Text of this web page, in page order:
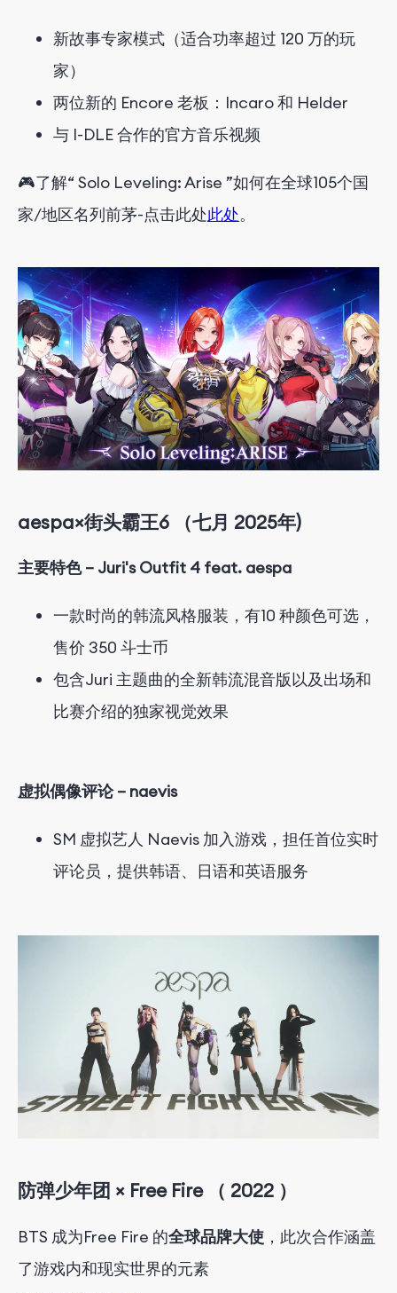
新故事专家模式（适合功率超过 120 万的玩
家）
两位新的 Encore 老板：Incaro 和 Helder
与 I-DLE 合作的官方音乐视频
🎮了解“Solo Leveling:Arise ”如何在全球105个国
家/地区名列前茅-点击此处此处。
aespa×街头霸王6 （七月 2025年)
主要特色 – Juri's Outfit 4 feat. aespa
一款时尚的韩流风格服装，有10 种颜色可选，
售价 350 斗士币
包含Juri 主题曲的全新韩流混音版以及出场和
比赛介绍的独家视觉效果
虚拟偶像评论 – naevis
SM 虚拟艺人 Naevis 加入游戏，担任首位实时
评论员，提供韩语、日语和英语服务
防弹少年团 × Free Fire （ 2022 ）
BTS 成为Free Fire 的全球品牌大使 ，此次合作涵盖
了游戏内和现实世界的元素